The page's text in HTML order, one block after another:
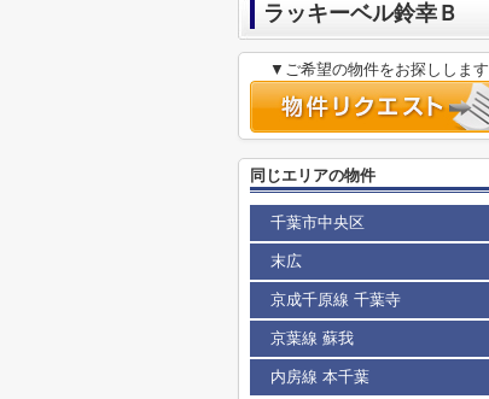
ラッキーベル鈴幸Ｂ
▼ご希望の物件をお探しします
同じエリアの物件
千葉市中央区
末広
京成千原線 千葉寺
京葉線 蘇我
内房線 本千葉